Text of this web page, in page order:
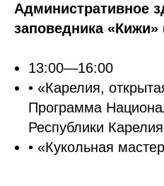
Административное
заповедника
13:00—16:00
• «Карелия,
Программа
Республики
• «Кукольная